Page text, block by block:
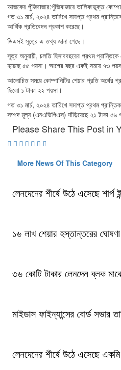
আজকের পুঁজিবাজার:পুঁজিবাজারে তালিকাভুক্ত
গত ৩১ মার্চ, ২০২৪ তারিখে সমাপ্ত প্রথম
আর্থিক প্রতিবেদন প্রকাশ করেছে।
ডিএসই সূত্রে এ তথ্য জানা গেছে।
সূত্র অনুযায়ী, চলতি হিসাববছরের প্রথম
হয়েছে ৫৫ পয়সা। আগের বছর একই সময়ে ৭৩
আলোচিত সময়ে কোম্পানিটির শেয়ার প্রতি অর্থের
ছিলো ১ টাকা ২২ পয়সা।
গত ৩১ মার্চ, ২০২৪ তারিখে সমাপ্ত প্রথম প্রান্তিক
সম্পদ মূল্য (এনএভিপিএস) দাঁড়িয়েছে ২১ টাকা ৫৬
Please Share This Post in
More News Of This Category
লেনদেনের শীর্ষে উঠে এসেছে শার্প
১৬ লাখ শেয়ার হস্তান্তরের ঘোষণা
৩৬ কোটি টাকার লেনদেন ব্লক
মাইডাস ফাইন্যান্সের বোর্ড সভার
লেনদেনের শীর্ষে উঠে এসেছে